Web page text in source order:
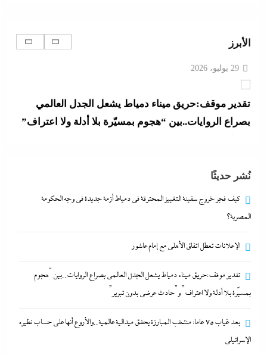
الأبرز
تقدير موقف:حريق ميناء دمياط يشعل الجدل العالمي
و”حادث عرضي بدون تبرير”
29 يوليو، 2026
عالمية..والأروع أنها على حساب نظيره الإسرائيلي
29 يوليو، 2026
جديدة في وجه الحكومة المصرية؟
29 يوليو، 2026
نُشر حديثًا
كيف فجر خروج سفينة التغييز المحترقة في دمياط أزمة جديدة في وجه الحكومة
المصرية؟
الإعلانات تعطل اتفاق الأهلى مع إمام عاشور
تقدير موقف:حريق ميناء دمياط يشعل الجدل العالمي بصراع الروايات..بين “هجوم
بمسيّرة بلا أدلة ولا اعتراف” و”حادث عرضي بدون تبرير”
بعد غياب 75 عاما: منتخب المبارزة يحقق ميدالية عالمية..والأروع أنها على حساب نظيره
الإسرائيلي